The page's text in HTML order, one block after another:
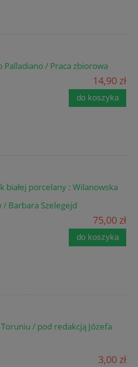
Palladiano / Praca zbiorowa
14,90 zł
do koszyka
białej porcelany : Wilanowska
Barbara Szelegejd
75,00 zł
do koszyka
/ pod redakcją Józefa
3,00 zł